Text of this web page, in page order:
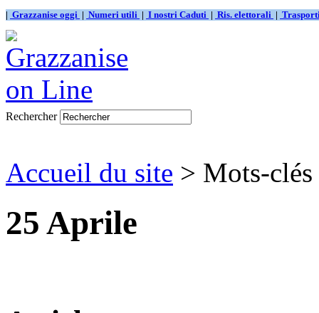
| Grazzanise oggi | Numeri utili | I nostri Caduti | Ris. elettorali |
Rechercher
Accueil du site > Mots-
25 Aprile